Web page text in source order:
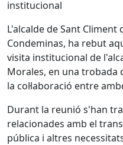
institucional
L'alcalde de Sant Climent
Condeminas, ha rebut
visita institucional de
Morales, en una
la col·laboració entre
Durant la reunió s'han
relacionades amb el
pública i altres